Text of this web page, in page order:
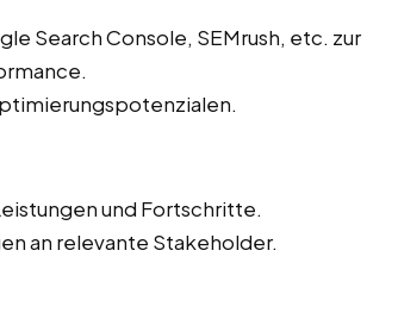
Search Console, SEMrush, etc. zur
und Fortschritte.
an relevante Stakeholder.